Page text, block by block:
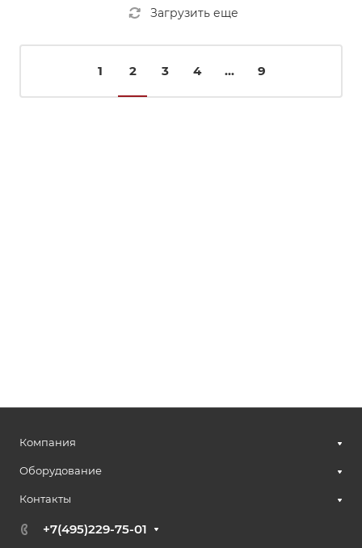
Загрузить еще
1 2 3 4 ... 9
Компания
Оборудование
Контакты
+7(495)229-75-01